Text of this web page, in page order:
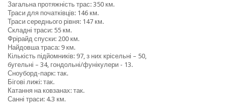
Загальна протяжність трас: 350 км.
Траси для початківців: 146 км.
Траси середнього рівня: 147 км.
Складні траси: 55 км.
Фрірайд спуски: 200 км.
Найдовша траса: 9 км.
Кількість підйомників: 97, з них крісельні – 50,
бугельні – 34, гондольні/фунікулери - 13.
Сноуборд-парк: так.
Бігові лижі: так.
Катання на ковзанах: так.
Санні траси: 4.3 км.